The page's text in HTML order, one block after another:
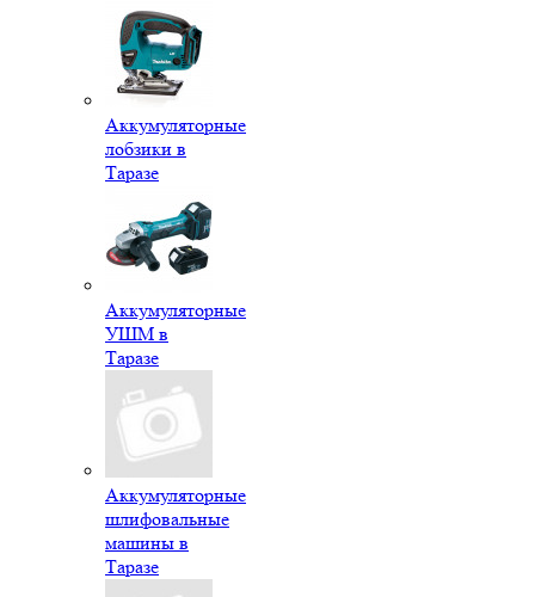
Аккумуляторные
лобзики в
Таразе
Аккумуляторные
УШМ в
Таразе
Аккумуляторные
шлифовальные
машины в
Таразе